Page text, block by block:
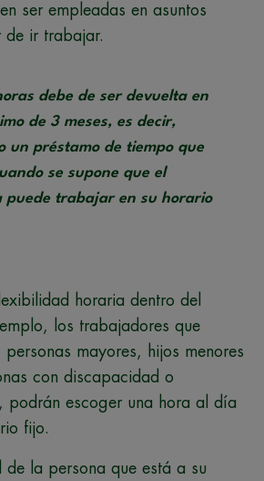
ser empleadas en asuntos
de ir trabajar.
debe de ser devuelta en
de 3 meses, es decir,
un préstamo de tiempo que
se supone que el
puede trabajar en su horario
horaria dentro del
los trabajadores que
mayores, hijos menores
con discapacidad o
podrán escoger una hora al día
fijo.
de la persona que está a su